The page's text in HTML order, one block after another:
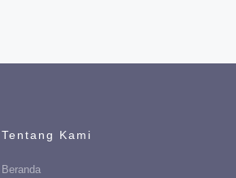
Tentang Kami
Beranda